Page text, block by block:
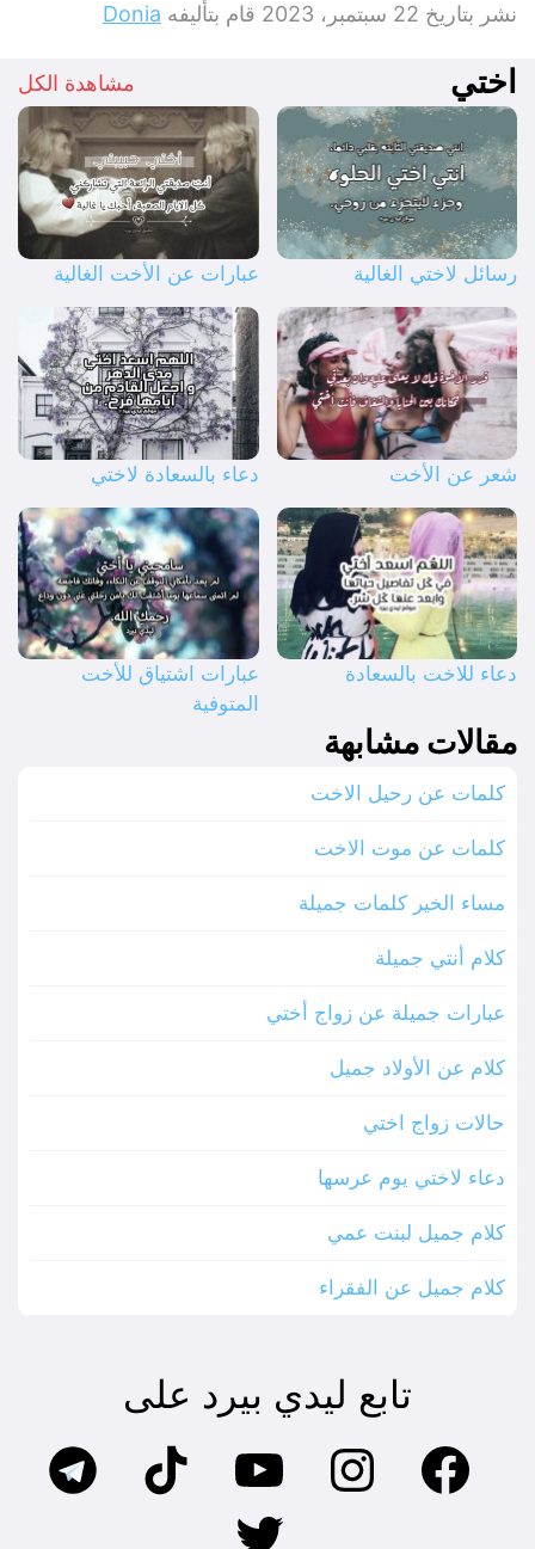
نشر بتاريخ 22 سبتمبر، 2023 قام بتأليفه Donia
اختي مشاهدة الكل
رسائل لاختي الغالية عبارات عن الأخت الغالية
شعر عن الأخت دعاء بالسعادة لاختي
دعاء للاخت بالسعادة
عبارات اشتياق للأخت
المتوفية
مقالات مشابهة
كلمات عن رحيل الاخت
كلمات عن موت الاخت
مساء الخير كلمات جميلة
كلام أنتي جميلة
عبارات جميلة عن زواج أختي
كلام عن الأولاد جميل
حالات زواج اختي
دعاء لاختي يوم عرسها
كلام جميل لبنت عمي
كلام جميل عن الفقراء
تابع ليدي بيرد على